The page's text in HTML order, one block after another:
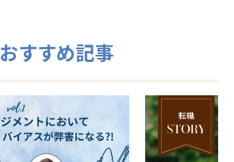
おすすめ記事